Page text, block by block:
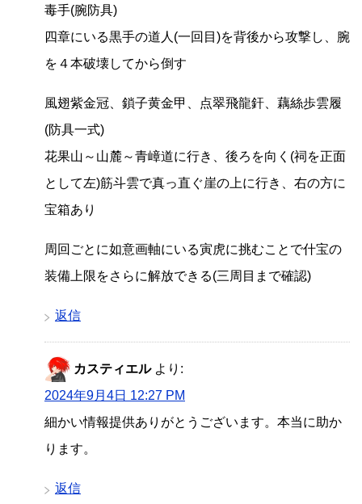
毒手(腕防具)
四章にいる黒手の道人(一回目)を背後から攻撃し、腕
を４本破壊してから倒す
風翅紫金冠、鎖子黄金甲、点翠飛龍釬、藕絲歩雲履
(防具一式)
花果山～山麓～青嶂道に行き、後ろを向く(祠を正面
として左)筋斗雲で真っ直ぐ崖の上に行き、右の方に
宝箱あり
周回ごとに如意画軸にいる寅虎に挑むことで什宝の
装備上限をさらに解放できる(三周目まで確認)
返信
カスティエル より:
2024年9月4日 12:27 PM
細かい情報提供ありがとうございます。本当に助か
ります。
返信